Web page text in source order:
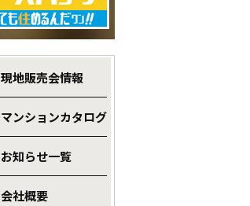
現地販売会情報
マンションカタログ
お知らせ一覧
会社概要